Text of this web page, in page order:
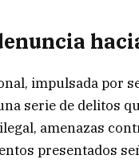
impulsada por
serie de delitos
amenazas
presentados